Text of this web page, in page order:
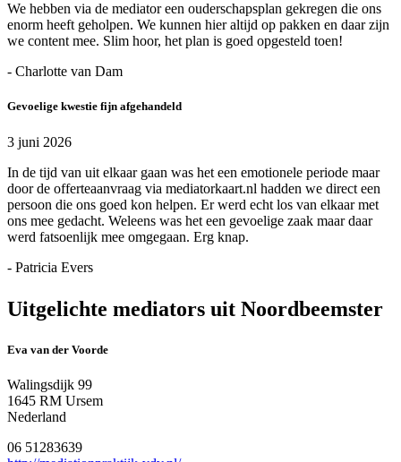
We hebben via de mediator een ouderschapsplan gekregen die ons
enorm heeft geholpen. We kunnen hier altijd op pakken en daar zijn
we content mee. Slim hoor, het plan is goed opgesteld toen!
- Charlotte van Dam
Gevoelige kwestie fijn afgehandeld
3 juni 2026
In de tijd van uit elkaar gaan was het een emotionele periode maar
door de offerteaanvraag via mediatorkaart.nl hadden we direct een
persoon die ons goed kon helpen. Er werd echt los van elkaar met
ons mee gedacht. Weleens was het een gevoelige zaak maar daar
werd fatsoenlijk mee omgegaan. Erg knap.
- Patricia Evers
Uitgelichte mediators uit Noordbeemster
Eva van der Voorde
Walingsdijk 99
1645 RM Ursem
Nederland
06 51283639